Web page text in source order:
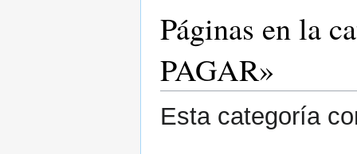
Páginas en la
PAGAR»
Esta categoría